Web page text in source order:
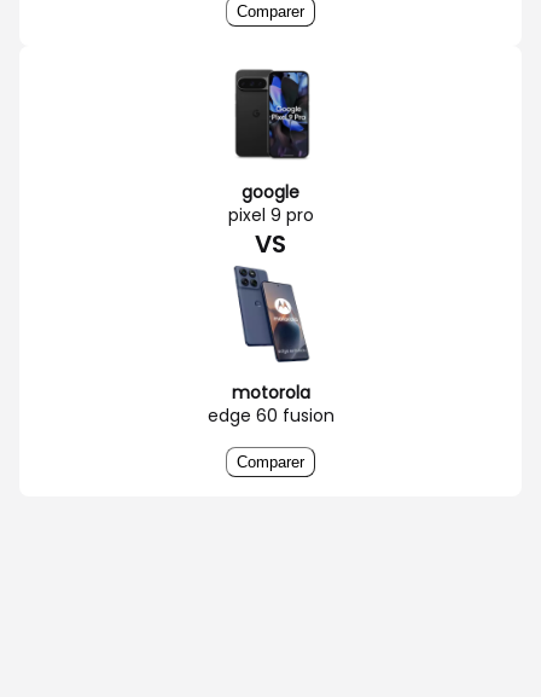
Comparer
google
pixel 9 pro
VS
motorola
edge 60 fusion
Comparer